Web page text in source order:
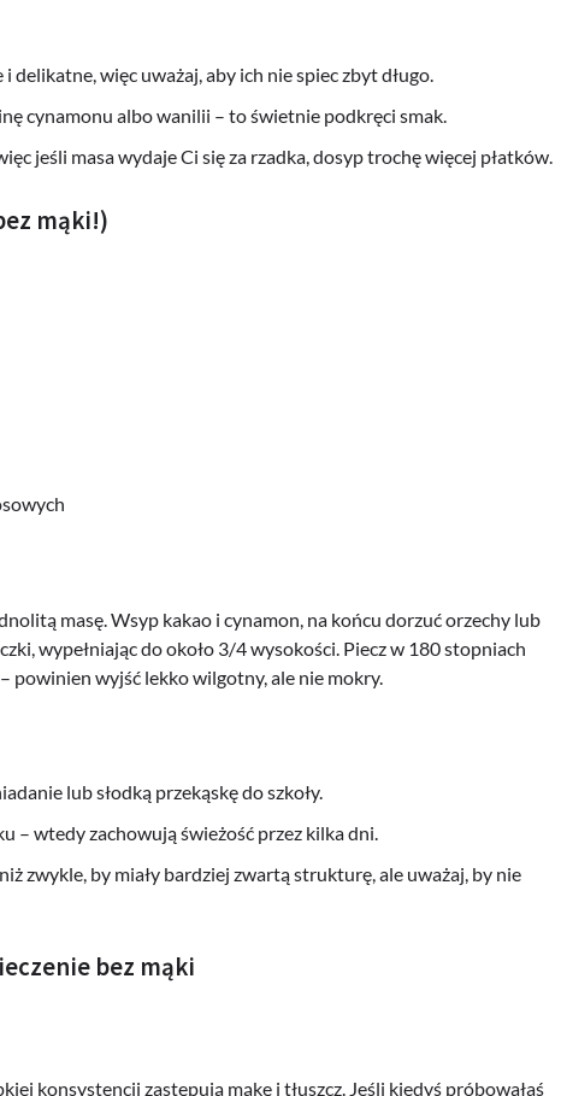
delikatne, więc uważaj, aby ich nie spiec zbyt długo.
cynamonu albo wanilii – to świetnie podkręci smak.
jeśli masa wydaje Ci się za rzadka, dosyp trochę więcej płatków.
mąki!)
masę. Wsyp kakao i cynamon, na końcu dorzuć orzechy lub
wypełniając do około 3/4 wysokości. Piecz w 180 stopniach
powinien wyjść lekko wilgotny, ale nie mokry.
lub słodką przekąskę do szkoły.
– wtedy zachowują świeżość przez kilka dni.
zwykle, by miały bardziej zwartą strukturę, ale uważaj, by nie
bez mąki
konsystencji zastępują mąkę i tłuszcz. Jeśli kiedyś próbowałaś